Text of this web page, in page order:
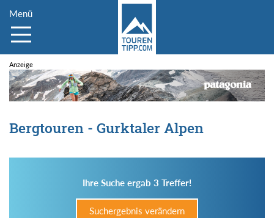
Menü
Bergtouren - Gurktaler Alpen
Ihre Suche ergab 3 Treffer!
Suchergebnis verändern